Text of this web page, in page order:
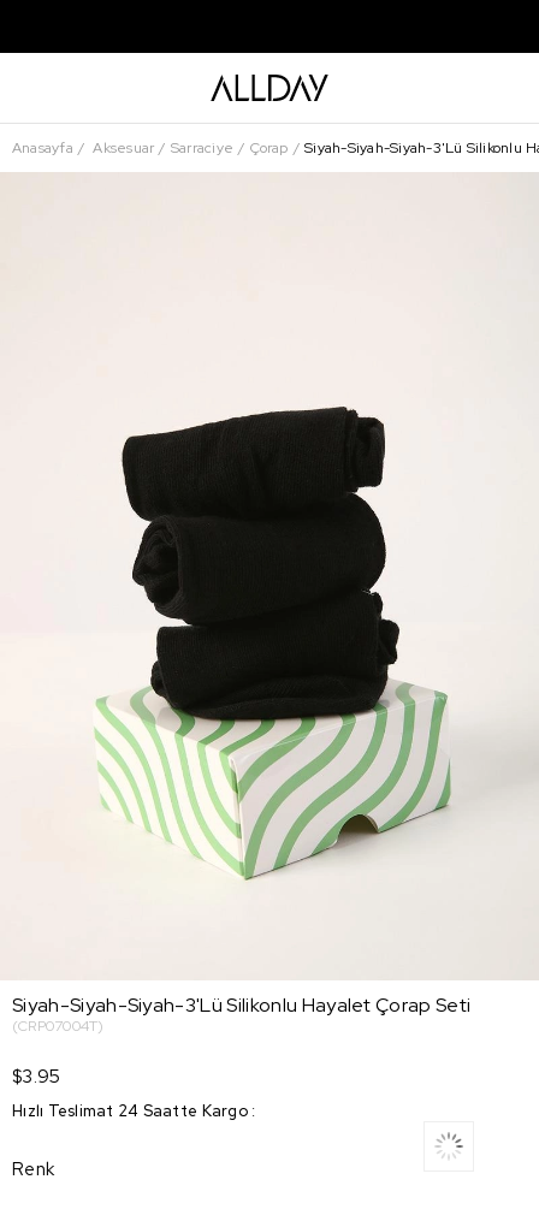
Anasayfa Aksesuar Sarraciye Çorap Siyah-Siyah-Siyah-3'Lü Silikonlu
Siyah-Siyah-Siyah-3'Lü Silikonlu Hayalet Çorap Seti
(CRP07004T)
$3.95
Hızlı Teslimat 24 Saatte Kargo :
Renk